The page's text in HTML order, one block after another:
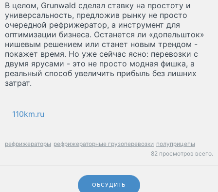
В целом, Grunwald сделал ставку на простоту и
универсальность, предложив рынку не просто
очередной рефрижератор, а инструмент для
оптимизации бизнеса. Останется ли «допельшток»
нишевым решением или станет новым трендом -
покажет время. Но уже сейчас ясно: перевозки с
двумя ярусами - это не просто модная фишка, а
реальный способ увеличить прибыль без лишних
затрат.
110km.ru
рефрижераторы рефрижераторные грузоперевозки полуприцепы
82 просмотров всего.
ОБСУДИТЬ